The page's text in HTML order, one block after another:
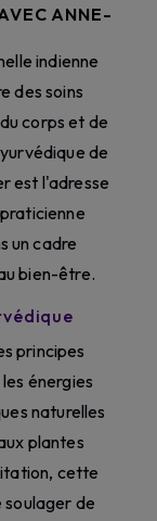
ANNE-
indienne
des soins
corps et de
de
est l'adresse
un cadre
bien-être.
principes
énergies
naturelles
plantes
cette
de